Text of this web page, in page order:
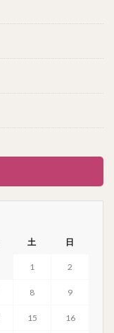
土 日
1 2
8 9
15 16